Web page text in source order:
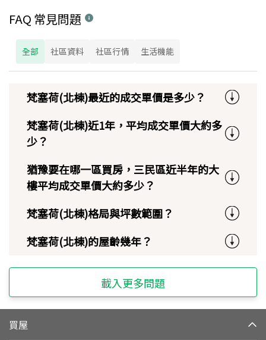
FAQ 常見問題
全部 社區資料 社區行情 生活機能
梵塞荷(北棟)最近的成交單價是多少？
梵塞荷(北棟)近1年，平均成交單價大約多
少？
猶豫要在哪一區買房，三民區近半年的大
樓平均成交單價大約多少？
梵塞荷(北棟)格局與坪數範圍？
梵塞荷(北棟)的屋齡幾年？
載入更多問題
買屋